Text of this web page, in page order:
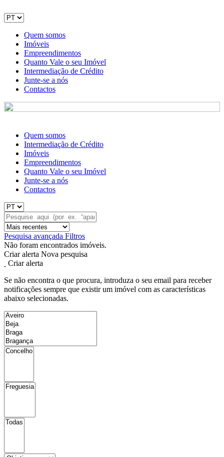
Quem somos
Imóveis
Empreendimentos
Quanto Vale o seu Imóvel
Intermediação de Crédito
Junte-se a nós
Contactos
Quem somos
Intermediação de Crédito
Imóveis
Empreendimentos
Quanto Vale o seu Imóvel
Junte-se a nós
Contactos
Pesquisa avançada Filtros
Não foram encontrados imóveis.
Criar alerta Nova pesquisa
Criar alerta
Se não encontra o que procura, introduza o seu email para receber
notificações sempre que existir um imóvel com as características
abaixo selecionadas.